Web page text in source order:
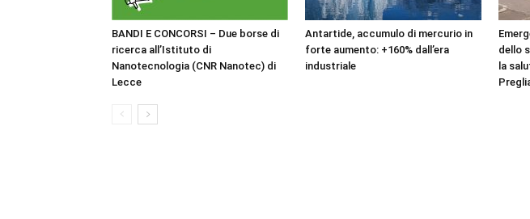
BANDI E CONCORSI – Due borse di
ricerca all’Istituto di
Nanotecnologia (CNR Nanotec) di
Lecce
Antartide, accumulo di mercurio in
forte aumento: +160% dall’era
industriale
dello
la